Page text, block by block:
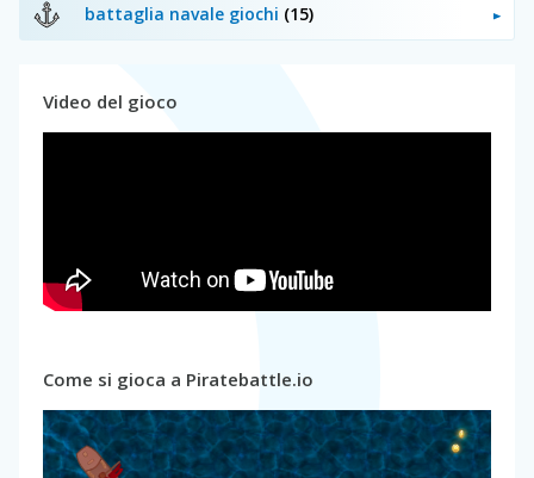
battaglia navale giochi (15)
Video del gioco
Come si gioca a Piratebattle.io